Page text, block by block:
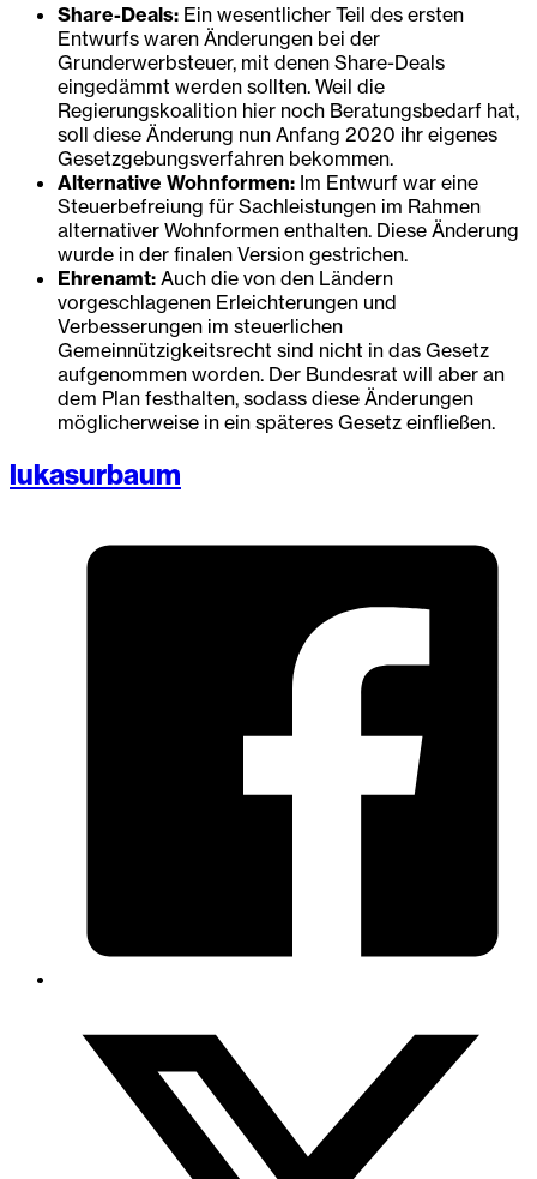
Share-Deals: Ein wesentlicher Teil des ersten
Entwurfs waren Änderungen bei der
Grunderwerbsteuer, mit denen Share-Deals
eingedämmt werden sollten. Weil die
Regierungskoalition hier noch Beratungsbedarf hat,
soll diese Änderung nun Anfang 2020 ihr eigenes
Gesetzgebungsverfahren bekommen.
Alternative Wohnformen: Im Entwurf war eine
Steuerbefreiung für Sachleistungen im Rahmen
alternativer Wohnformen enthalten. Diese Änderung
wurde in der finalen Version gestrichen.
Ehrenamt: Auch die von den Ländern
vorgeschlagenen Erleichterungen und
Verbesserungen im steuerlichen
Gemeinnützigkeitsrecht sind nicht in das Gesetz
aufgenommen worden. Der Bundesrat will aber an
dem Plan festhalten, sodass diese Änderungen
möglicherweise in ein späteres Gesetz einfließen.
lukasurbaum